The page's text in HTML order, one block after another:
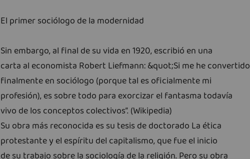
El primer sociólogo de la modernidad
Sin embargo, al final de su vida en 1920, escribió en una
carta al economista Robert Liefmann: &quot;Si me he convertido
finalmente en sociólogo (porque tal es oficialmente mi
profesión), es sobre todo para exorcizar el fantasma todavía
vivo de los conceptos colectivos”. (Wikipedia)
Su obra más reconocida es su tesis de doctorado La ética
protestante y el espíritu del capitalismo, que fue el inicio